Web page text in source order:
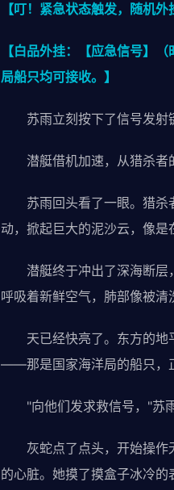
【叮！紧急状态触发，随机外
【白品外挂：【应急信号】
局船只均可接收。】
苏雨立刻按下了信号发射键
潜艇借机加速，从猎杀者
苏雨回头看了一眼。猎杀
动，掀起巨大的泥沙云，像是
潜艇终于冲出了深海断层，
呼吸着新鲜空气，肺部像被清
天已经快亮了。东方的地
——那是国家海洋局的船只，
"向他们发求救信号，"苏雨
灰蛇点了点头，开始操作
的心脏。她摸了摸盒子冰冷